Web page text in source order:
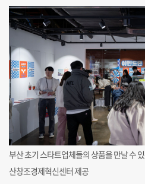
부산 초기 스타트업체들의 상품을 만날 수
산창조경제혁신센터 제공